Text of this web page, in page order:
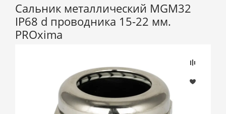
Сальник металлический MGM32
IP68 d проводника 15-22 мм.
PROxima